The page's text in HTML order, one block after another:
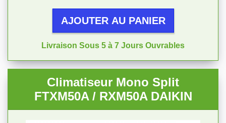
AJOUTER AU PANIER
Livraison Sous 5 à 7 Jours Ouvrables
Climatiseur Mono Split
FTXM50A / RXM50A DAIKIN